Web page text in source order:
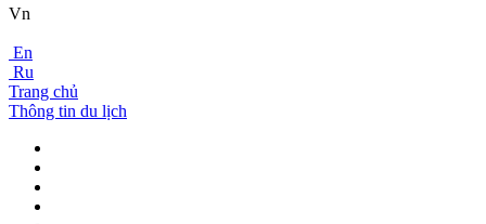
Vn
En
Ru
Trang chủ
Thông tin du lịch